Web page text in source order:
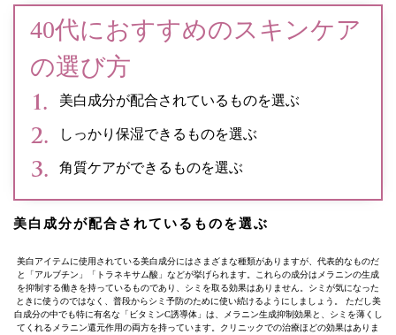
40代におすすめのスキンケア
の選び方
美白成分が配合されているものを選ぶ
しっかり保湿できるものを選ぶ
角質ケアができるものを選ぶ
美白成分が配合されているものを選ぶ
美白アイテムに使用されている美白成分にはさまざまな種類がありますが、代表的なものだ
と「アルブチン」「トラネキサム酸」などが挙げられます。これらの成分はメラニンの生成
を抑制する働きを持っているものであり、シミを取る効果はありません。シミが気になった
ときに使うのではなく、普段からシミ予防のために使い続けるようにしましょう。 ただし美
白成分の中でも特に有名な「ビタミンC誘導体」は、メラニン生成抑制効果と、シミを薄くし
てくれるメラニン還元作用の両方を持っています。クリニックでの治療ほどの効果はありま